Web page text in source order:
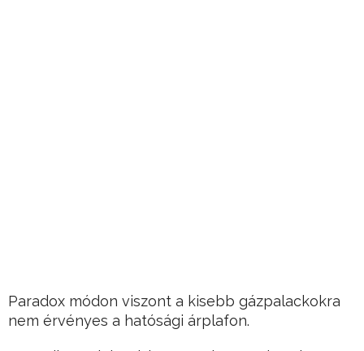
Paradox módon viszont a kisebb gázpalackokra
nem érvényes a hatósági árplafon.